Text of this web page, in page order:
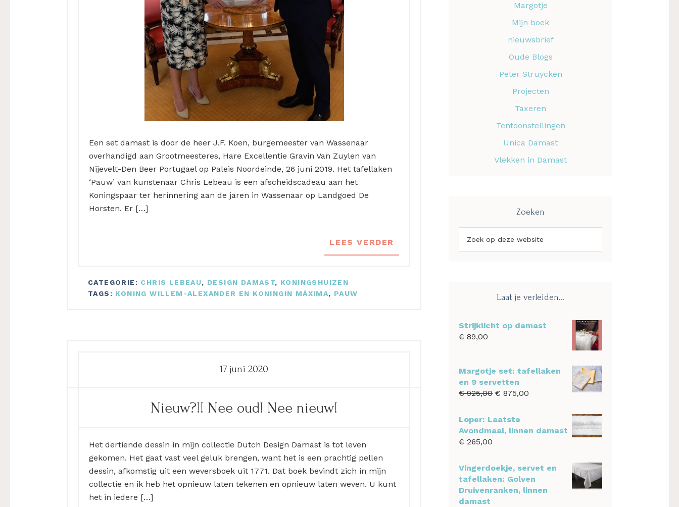
Een set damast is door de heer J.F. Koen, burgemeester van Wassenaar
overhandigd aan Grootmeesteres, Hare Excellentie Gravin Van Zuylen van
Nijevelt-Den Beer Portugael op Paleis Noordeinde, 26 juni 2019. Het tafellaken
‘Pauw’ van kunstenaar Chris Lebeau is een afscheidscadeau aan het
Koningspaar ter herinnering aan de jaren in Wassenaar op Landgoed De
Horsten. Er […]
LEES VERDER
CATEGORIE: CHRIS LEBEAU, DESIGN DAMAST, KONINGSHUIZEN
TAGS: KONING WILLEM-ALEXANDER EN KONINGIN MÁXIMA, PAUW
Nieuw?!! Nee oud! Nee nieuw!
17 juni 2020
Het dertiende dessin in mijn collectie Dutch Design Damast is tot leven
gekomen. Het gaat vast veel geluk brengen, want het is een prachtig pellen
dessin, afkomstig uit een weversboek uit 1771. Dat boek bevindt zich in mijn
collectie en ik heb het opnieuw laten tekenen en opnieuw laten weven. U kunt
het in iedere […]
Margotje
Mijn boek
nieuwsbrief
Oude Blogs
Peter Struycken
Projecten
Taxeren
Tentoonstellingen
Unica Damast
Vlekken in Damast
Zoeken
op
Laat je verleiden…
Strijklicht op damast
€ 89,00
Margotje set: tafellaken
en 9 servetten
€925,00 Oorspronkelijke
was:
€ 925,00.
€ 875,00
€ 875,00.
Loper: Laatste
Avondmaal, linnen damast
€ 265,00
Vingerdoekje, servet en
tafellaken: Golven
Druivenranken, linnen
damast